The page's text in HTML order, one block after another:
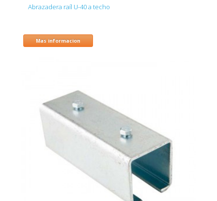
Abrazadera raíl U-40 a techo
Mas informacion